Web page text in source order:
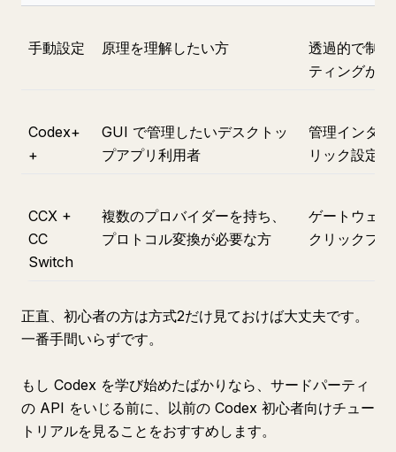
手動設定 原理を理解したい方
透過的で制
ティングが
Codex+
+
GUI で管理したいデスクトッ
プアプリ利用者
管理インタ
リック設定
CCX +
CC
Switch
複数のプロバイダーを持ち、
プロトコル変換が必要な方
ゲートウェ
クリックプ
正直、初心者の方は方式2だけ見ておけば大丈夫です。
一番手間いらずです。
もし Codex を学び始めたばかりなら、サードパーティ
の API をいじる前に、以前の Codex 初心者向けチュー
トリアルを見ることをおすすめします。